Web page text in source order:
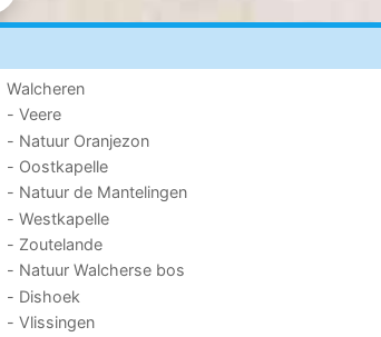
Walcheren
- Veere
- Natuur Oranjezon
- Oostkapelle
- Natuur de Mantelingen
- Westkapelle
- Zoutelande
- Natuur Walcherse bos
- Dishoek
- Vlissingen